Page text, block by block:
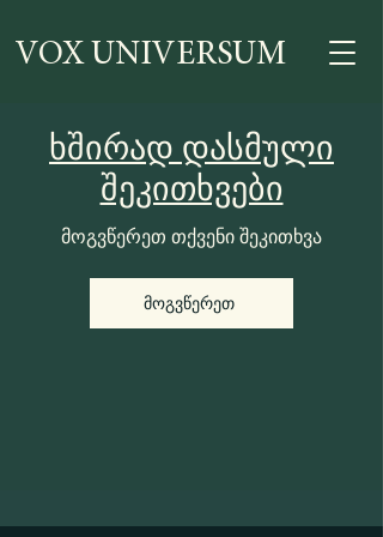
VOX UNIVERSUM
ხშირად დასმული
შეკითხვები
მოგვწერეთ თქვენი შეკითხვა
მოგვწერეთ